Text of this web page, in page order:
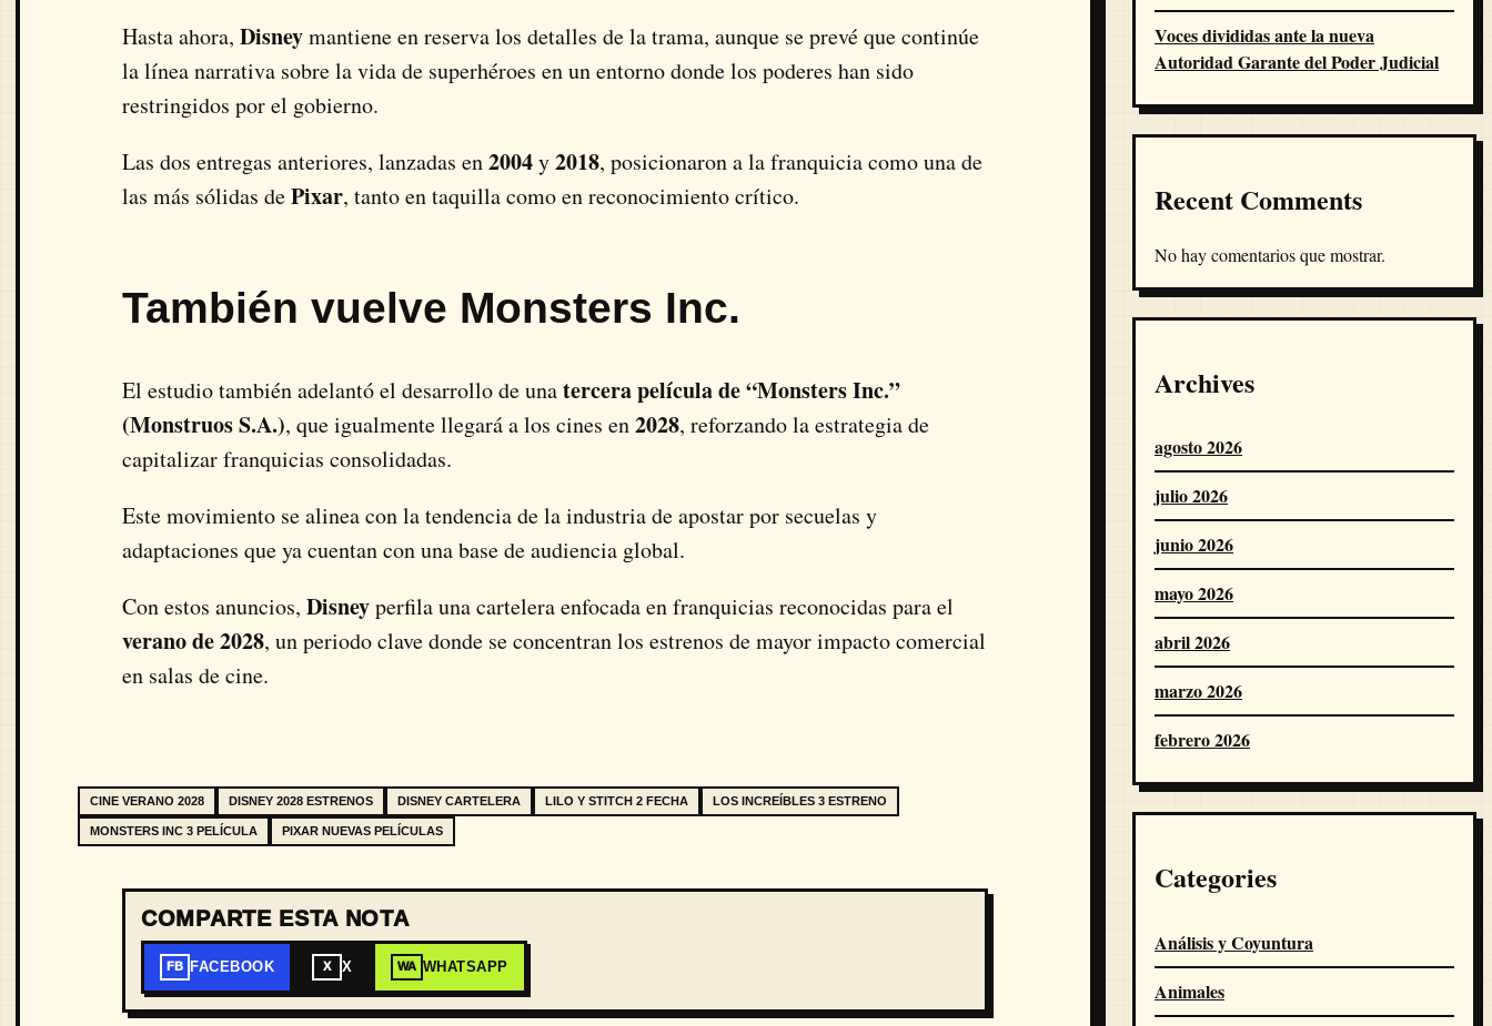
Hasta ahora, Disneymantiene en reserva los detalles de la trama, aunque se prevé que continúe
la línea narrativa sobre la vida de superhéroes en un entorno donde los poderes han sido
restringidos por el gobierno.
Las dos entregas anteriores, lanzadas en2004y2018, posicionaron a la franquicia como una de
las más sólidas dePixar, tanto en taquilla como en reconocimiento crítico.
También vuelve Monsters Inc.
El estudio también adelantó el desarrollo de unatercera película de “Monsters Inc.”
(Monstruos S.A.), que igualmente llegará a los cines en2028, reforzando la estrategia de
capitalizar franquicias consolidadas.
Este movimiento se alinea con la tendencia de la industria de apostar por secuelas y
adaptaciones que ya cuentan con una base de audiencia global.
Con estos anuncios, Disneyperfila una cartelera enfocada en franquicias reconocidas para el
verano de 2028, un periodo clave donde se concentran los estrenos de mayor impacto comercial
en salas de cine.
CINE VERANO 2028 DISNEY 2028 ESTRENOS DISNEY CARTELERA LILO Y STITCH 2 FECHA LOS INCREÍBLES 3 ESTRENO
MONSTERS INC 3 PELÍCULA PIXAR NUEVAS PELÍCULAS
COMPARTE ESTA NOTA
FB FACEBOOK X X WA WHATSAPP
Voces divididas ante la nueva
Autoridad Garante del Poder Judicial
Recent Comments
No hay comentarios que mostrar.
Archives
agosto 2026
julio 2026
junio 2026
mayo 2026
abril 2026
marzo 2026
febrero 2026
Categories
Análisis y Coyuntura
Animales